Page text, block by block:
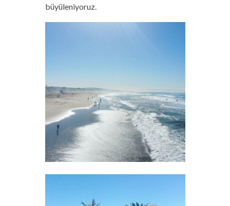
büyüleniyoruz.